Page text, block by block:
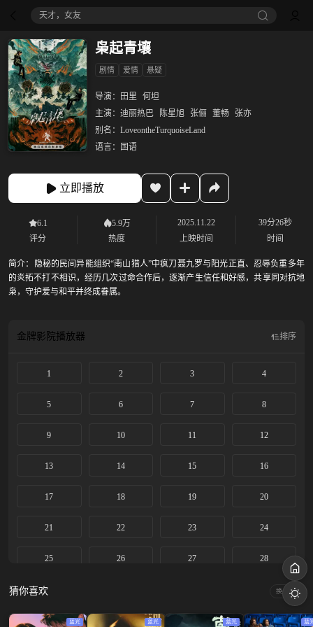
天才，女友
枭起青壤
剧情 爱情 悬疑
导演： 田里
何坦
主演： 迪丽热巴 陈星旭 张俪 董畅
张亦
别名： LoveontheTurquoiseLand
语言：
国语
立即播放
6.1
评分
5.9万
热度
2025.11.22
上映时间
39分26秒
时间
简介：
隐秘的民间异能组织“南山猎人”中疯刀聂九罗与阳光正直、忍辱负重多年
的炎拓不打不相识，经历几次过命合作后，逐渐产生信任和好感，共享同对抗地
枭，守护爱与和平并终成眷属。
金牌影院播放器 排序
1 2 3 4
5 6 7 8
9 10 11 12
13 14 15 16
17 18 19 20
21 22 23 24
25 26 27 28
29
猜你喜欢 换一换
蓝光 蓝光 蓝光 蓝